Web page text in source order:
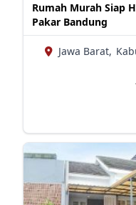
Rumah Murah Siap
Pakar Bandung
Jawa Barat,